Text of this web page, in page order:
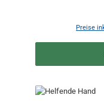
Preise